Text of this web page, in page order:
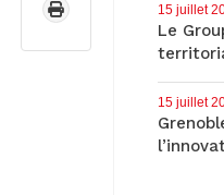
15 juillet
Le
15 juillet